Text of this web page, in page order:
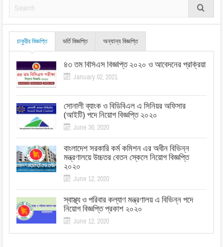
চাকুরীর বিজ্ঞপ্তি ভর্তি বিজ্ঞপ্তি অন্যান্য বিজ্ঞপ্তি
৪৩ তম বিসিএস বিজ্ঞপ্তি ২০২০ ও আবেদনের প্রক্রিয়া
January 02, 2021
সোনালী ব্যাংক ও বিডিবিএল এ সিনিয়র অফিসার
(আইটি) পদে নিয়োগ বিজ্ঞপ্তি ২০২০
June 30, 2020
বাংলাদেশ সরকারি কর্ম কমিশন এর অধীন বিভিন্ন
মন্ত্রণালয়ে উচ্চতর বেতন স্কেলে নিয়োগ বিজ্ঞপ্তি
২০২০
June 12, 2020
স্বাস্থ্য ও পরিবার কল্যাণ মন্ত্রণালয় এ বিভিন্ন পদে
নিয়োগ বিজ্ঞপ্তি প্রকাশ ২০২০
June 12, 2020